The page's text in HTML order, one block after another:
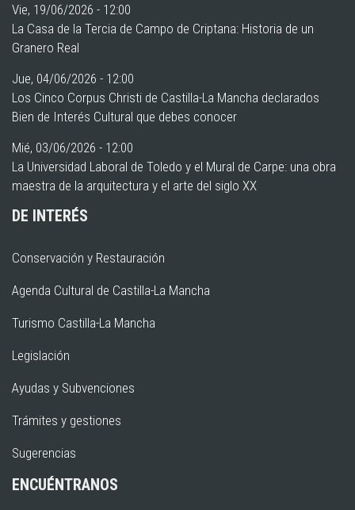
Vie, 19/06/2026 - 12:00
La Casa de la Tercia de Campo de Criptana: Historia de un
Granero Real
Jue, 04/06/2026 - 12:00
Los Cinco Corpus Christi de Castilla-La Mancha declarados
Bien de Interés Cultural que debes conocer
Mié, 03/06/2026 - 12:00
La Universidad Laboral de Toledo y el Mural de Carpe: una obra
maestra de la arquitectura y el arte del siglo XX
DE INTERÉS
Conservación y Restauración
Agenda Cultural de Castilla-La Mancha
Turismo Castilla-La Mancha
Legislación
Ayudas y Subvenciones
Trámites y gestiones
Sugerencias
ENCUÉNTRANOS